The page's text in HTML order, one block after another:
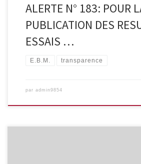
ALERTE N° 183: POUR
PUBLICATION DES
ESSAIS …
E.B.M. transparence
par admin9854